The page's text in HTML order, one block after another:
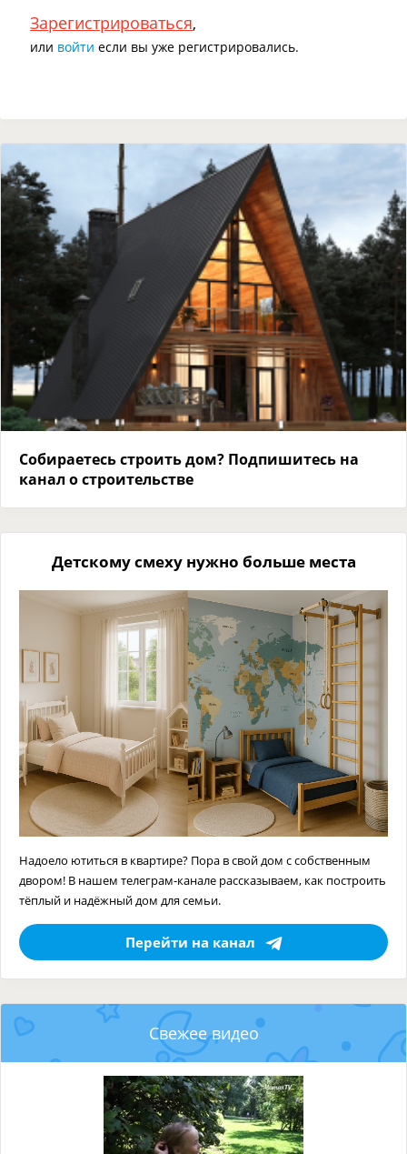
Зарегистрироваться,
или войти если вы уже регистрировались.
Собираетесь строить дом? Подпишитесь на
канал о строительстве
Детскому смеху нужно больше места
Надоело ютиться в квартире? Пора в свой дом с собственным
двором! В нашем телеграм-канале рассказываем, как построить
тёплый и надёжный дом для семьи.
Перейти на канал
Свежее видео